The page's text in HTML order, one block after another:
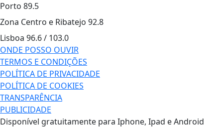
Porto 89.5
Zona Centro e Ribatejo 92.8
Lisboa 96.6 / 103.0
ONDE POSSO OUVIR
TERMOS E CONDIÇÕES
POLÍTICA DE PRIVACIDADE
POLÍTICA DE COOKIES
TRANSPARÊNCIA
PUBLICIDADE
Disponível gratuitamente para Iphone, Ipad e Android